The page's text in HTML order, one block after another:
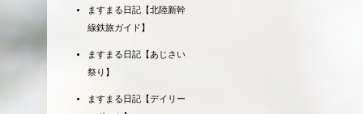
ますまる日記【北陸新幹
線鉄旅ガイド】
ますまる日記【あじさい
祭り】
ますまる日記【デイリー